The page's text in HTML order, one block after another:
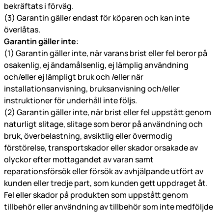
bekräftats i förväg.
(3) Garantin gäller endast för köparen och kan inte
överlåtas.
Garantin gäller inte:
(1) Garantin gäller inte, när varans brist eller fel beror på
osakenlig, ej ändamålsenlig, ej lämplig användning
och/eller ej lämpligt bruk och /eller när
installationsanvisning, bruksanvisning och/eller
instruktioner för underhåll inte följs.
(2) Garantin gäller inte, när brist eller fel uppstått genom
naturligt slitage, slitage som beror på användning och
bruk, överbelastning, avsiktlig eller övermodig
förstörelse, transportskador eller skador orsakade av
olyckor efter mottagandet av varan samt
reparationsförsök eller försök av avhjälpande utfört av
kunden eller tredje part, som kunden gett uppdraget åt.
Fel eller skador på produkten som uppstått genom
tillbehör eller användning av tillbehör som inte medföljde